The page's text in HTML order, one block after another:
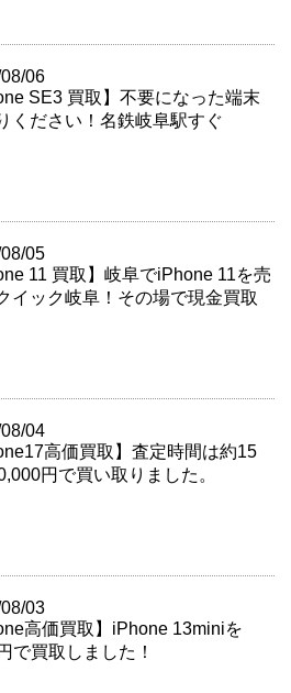
06
SE3 買取】不要になった端末
ください！名鉄岐阜駅すぐ
05
11 買取】岐阜でiPhone 11を売
イック岐阜！その場で現金買取
04
高価買取】査定時間は約15
円で買い取りました。
03
高価買取】iPhone 13miniを
で買取しました！